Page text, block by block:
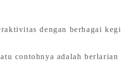
dengan berbagai
contohnya adalah berlarian